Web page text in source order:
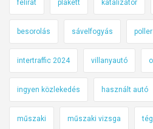
felirat plakett katalizátor
besorolás sávelfogyás poller
intertraffic 2024 villanyautó
ingyen közlekedés használt autó
műszaki műszaki vizsga